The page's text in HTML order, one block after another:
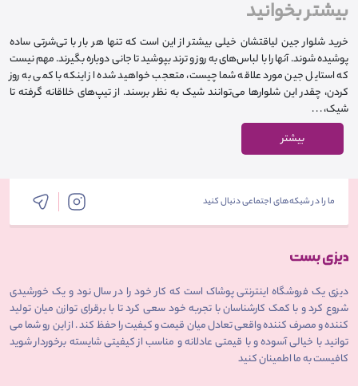
بیشتر بخوانید
خرید شلوار جین لیاقتشان خیلی بیشتر از این است که تنها هر بار با تی‌شرتی ساده
پوشیده شوند. آنها را با لباس‌های به روز و ترند بپوشید تا جانی دوباره بگیرند. مهم نیست
که استایل جین مورد علاقه شما چیست، متعجب خواهید شده از اینکه با کمی به روز
کردن، چقدر این شلوارها می‌توانند شیک به نظر برسند. از تیپ‌های خلاقانه گرفته تا
شیک، . . .
بیشتر
ما را در شبکه‌های اجتماعی دنبال کنید
دیزی یک فروشگاه اینترنتی پوشاک است که کار خود را در سال نود و یک خورشیدی
شروع کرد و با کمک کارشناسان با تجربه خود سعی کرد تا با برقرای توازن میان تولید
کننده و مصرف کننده واقعی تعادل میان قیمت و کیفیت را حفظ کند . از این رو شما می
توانید با خیالی آسوده و با قیمتی عادلانه و مناسب از کیفیتی شایسته برخوردار شوید
کافیست به ما اطمینان کنید